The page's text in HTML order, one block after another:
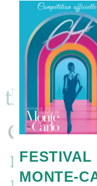
La
2025
:
!
FESTIVAL
MONTE-